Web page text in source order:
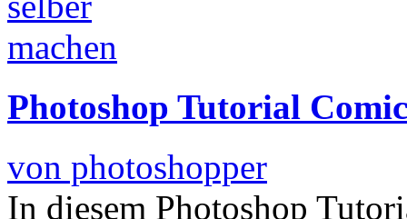
Photoshop Tutorial
von photoshopper
In diesem Photoshop